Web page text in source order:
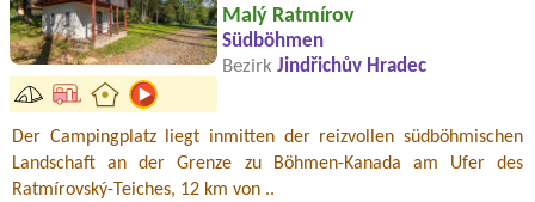
Malý Ratmírov
Südböhmen
Bezirk Jindřichův Hradec
Der Campingplatz liegt inmitten der reizvollen südböhmischen
Landschaft an der Grenze zu Böhmen-Kanada am Ufer des
Ratmírovský-Teiches, 12 km von ..